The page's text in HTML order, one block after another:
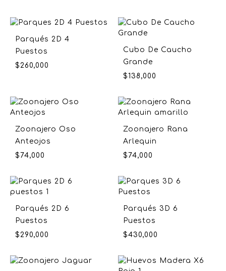
Parqués 2D 4
Puestos
$ 260,000
Cubo De Caucho
Grande
$138,000
Zoonajero Oso
Anteojos
$ 74,000
Zoonajero Rana
Arlequin
$ 74,000
Parqués 2D 6
Puestos
$ 290,000
Parqués 3D 6
Puestos
$430,000